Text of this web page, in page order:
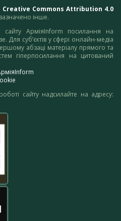
Creative Commons Attribution 4.0
інше.
сайту АрміяInform посилання на
Для суб’єктів у сфері онлайн-медіа
абзаці матеріалу прямого та
гіперпосилання на цитований
сайту надсилайте на адресу: